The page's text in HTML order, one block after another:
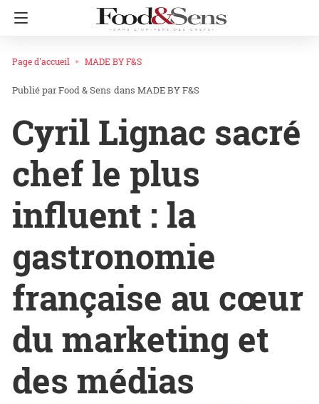
Page d'accueil MADE BY F&S
Food & Sens dans MADE BY F&S
Cyril Lignac sacré
chef le plus
influent : la
gastronomie
française au cœur
du marketing et
des médias